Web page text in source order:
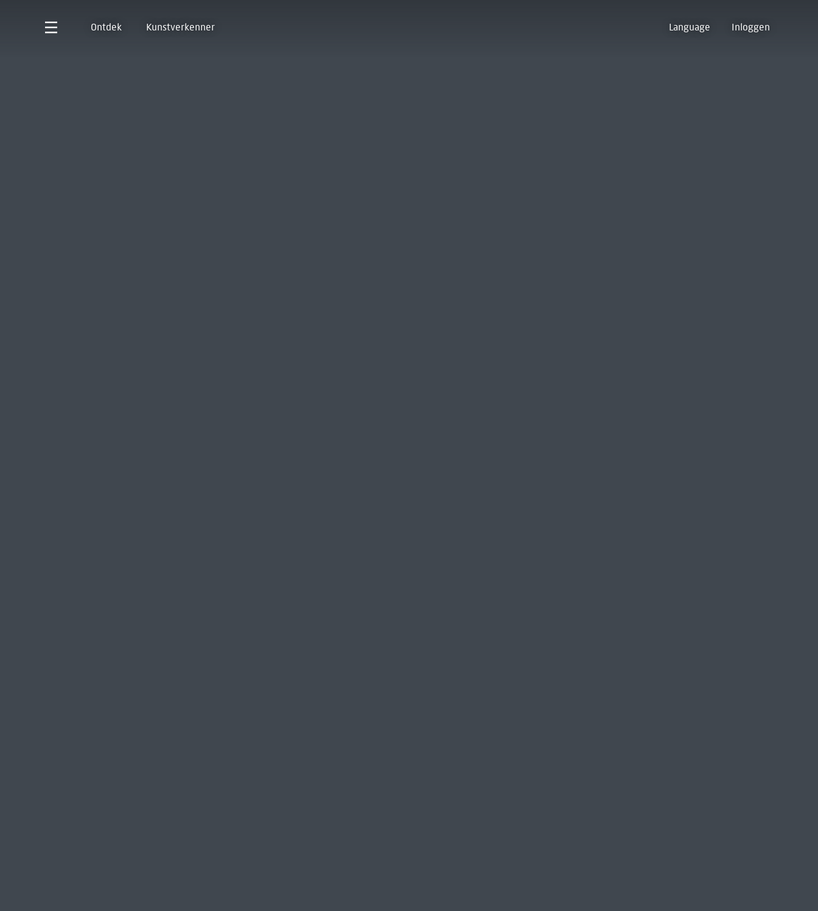
Ontdek Kunstverkenner Language Inloggen